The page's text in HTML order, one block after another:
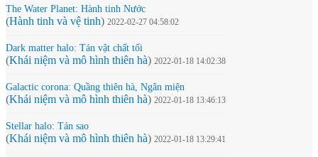
The Water Planet: Hành tinh Nước
(Hành tinh và vệ tinh) 2022-02-27 04:58:02
Dark matter halo: Tán vật chất tối
(Khái niệm và mô hình thiên hà) 2022-01-18 14:02:38
Galactic corona: Quầng thiên hà, Ngân miện
(Khái niệm và mô hình thiên hà) 2022-01-18 13:46:13
Stellar halo: Tán sao
(Khái niệm và mô hình thiên hà) 2022-01-18 13:29:41